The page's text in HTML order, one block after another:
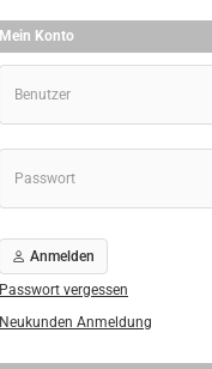
Mein Konto
Anmelden
Passwort vergessen
Neukunden Anmeldung